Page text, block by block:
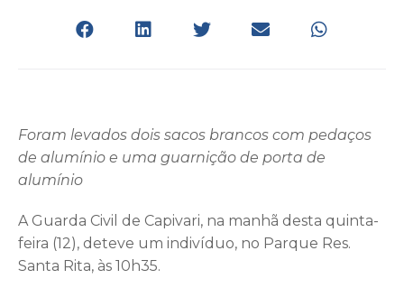
Foram levados dois sacos brancos com pedaços
de alumínio e uma guarnição de porta de
alumínio
A Guarda Civil de Capivari, na manhã desta quinta-
feira (12), deteve um indivíduo, no Parque Res.
Santa Rita, às 10h35.